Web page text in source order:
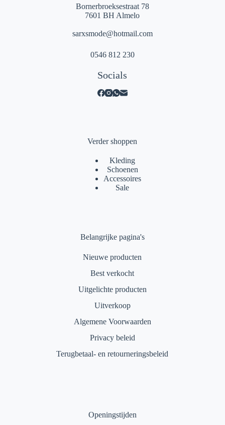
Bornerbroeksestraat 78
7601 BH Almelo
sarxsmode@hotmail.com
0546 812 230
Socials
Verder shoppen
Kleding
Schoenen
Accessoires
Sale
Belangrijke pagina's
Nieuwe producten
Best verkocht
Uitgelichte producten
Uitverkoop
Algemene Voorwaarden
Privacy beleid
Terugbetaal- en retourneringsbeleid
Openingstijden